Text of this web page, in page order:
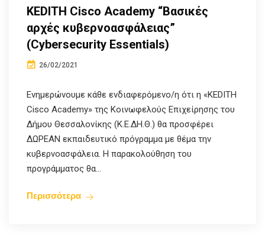
KEDITH Cisco Academy “Βασικές
αρχές κυβερνοασφάλειας”
(Cybersecurity Essentials)
26/02/2021
Ενημερώνουμε κάθε ενδιαφερόμενο/η ότι η «KEDITH
Cisco Academy» της Κοινωφελούς Επιχείρησης του
Δήμου Θεσσαλονίκης (Κ.Ε.ΔΗ.Θ.) θα προσφέρει
ΔΩΡΕΑΝ εκπαιδευτικό πρόγραμμα με θέμα την
κυβερνοασφάλεια. Η παρακολούθηση του
προγράμματος θα...
Περισσότερα